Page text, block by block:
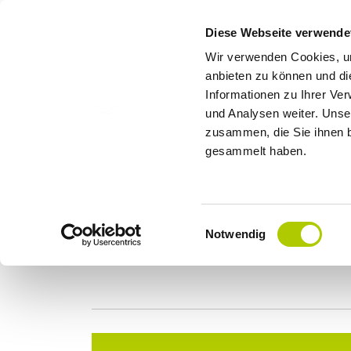
Diese Webseite
Wir verwenden Cookies,
anbieten zu können und
Informationen zu Ihrer
und Analysen weiter.
zusammen, die Sie ihnen
gesammelt haben.
Einwilligungsauswahl
Notwendig